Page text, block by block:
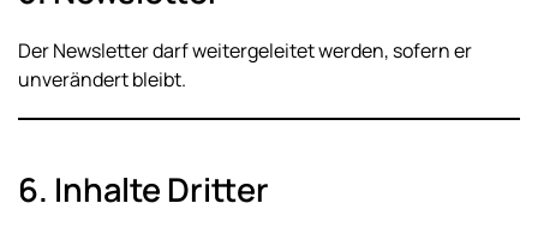
Der Newsletter darf weitergeleitet werden, sofern er
unverändert bleibt.
6. Inhalte Dritter